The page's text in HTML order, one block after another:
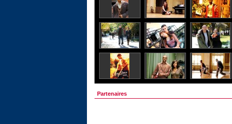
Partenaires